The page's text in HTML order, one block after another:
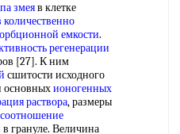
змеяв клетке
количественно
емкости.
регенерации
[27]. К ним
сшитости исходного
основныхионогенных
раствора, размеры
соотношение
в грануле. Величина